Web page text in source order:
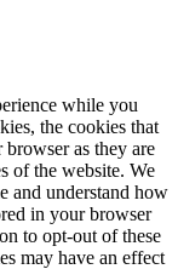
while you
the cookies that
browser as they are
of the website. We
and understand how
in your browser
to opt-out of these
may have an effect